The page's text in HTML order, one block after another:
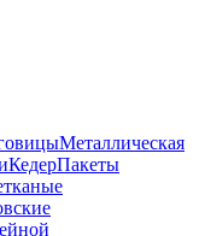
Металлическая
КедерПакеты